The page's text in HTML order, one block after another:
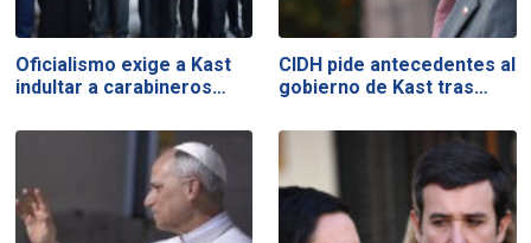
Oficialismo exige a Kast
indultar a carabineros…
CIDH pide antecedentes al
gobierno de Kast tras…